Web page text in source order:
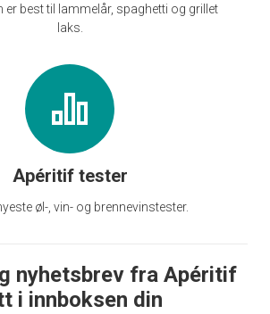
er best til lammelår, spaghetti og grillet
laks.
Apéritif tester
øl-, vin- og brennevinstester.
nyhetsbrev fra Apéritif
i innboksen din